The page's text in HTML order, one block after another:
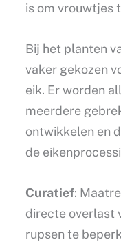
is om vrouwtjes
Bij het planten
vaker gekozen
eik. Er worden
meerdere
ontwikkelen en
de
Curatief:
directe overlast
rupsen te